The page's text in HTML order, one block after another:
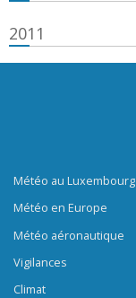
2011
Météo au Luxembourg
Météo en Europe
Météo aéronautique
Vigilances
Climat